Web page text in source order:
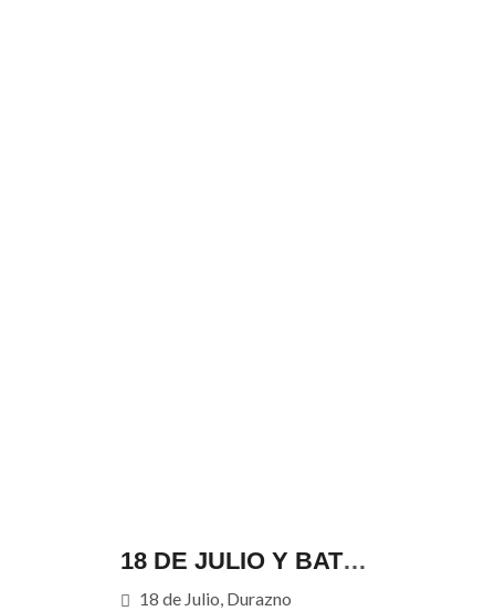
18 DE JULIO Y BATLLE BERRES
18 de Julio, Durazno